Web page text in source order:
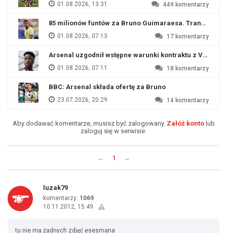
01.08.2026, 13:31 449 komentarzy
85 milionów funtów za Bruno Guimaraesa. Transfer
01.08.2026, 07:13 17 komentarzy
Arsenal uzgodnił wstępne warunki kontraktu z
01.08.2026, 07:11 18 komentarzy
BBC: Arsenal składa ofertę za Bruno
23.07.2026, 20:29 14 komentarzy
Aby dodawać komentarze, musisz być zalogowany. Załóż kontolub
zaloguj się w serwisie.
← 1 →
luzak79
komentarzy: 1069
10.11.2012, 15:49
tu nie ma żadnych zdjęć esesmana